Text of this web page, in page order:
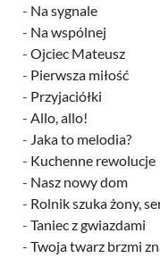
- Na sygnale
- Na wspólnej
- Ojciec Mateusz
- Pierwsza miłość
- Przyjaciółki
- Allo, allo!
- Jaka to melodia?
- Kuchenne rewolucje
- Nasz nowy dom
- Rolnik szuka żony,
- Taniec z gwiazdami
- Twoja twarz brzmi